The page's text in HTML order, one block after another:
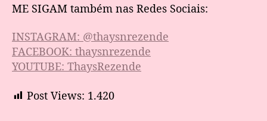
ME SIGAM também nas Redes Sociais:
INSTAGRAM: @thaysnrezende
FACEBOOK: thaysnrezende
YOUTUBE: ThaysRezende
Post Views: 1.420